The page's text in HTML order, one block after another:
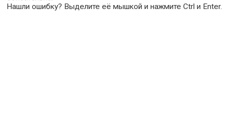
Нашли ошибку? Выделите её мышкой и нажмите Ctrl и Enter.